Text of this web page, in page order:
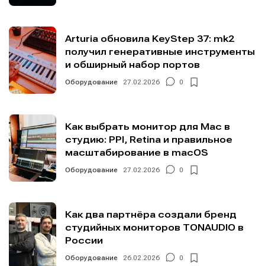
Arturia обновила KeyStep 37: mk2
получил генеративные инструменты
и обширный набор портов
Оборудование 27.02.2026 0
Как выбрать монитор для Mac в
студию: PPI, Retina и правильное
масштабирование в macOS
Оборудование 27.02.2026 0
Как два партнёра создали бренд
студийных мониторов TONAUDIO в
России
Оборудование 26.02.2026 0